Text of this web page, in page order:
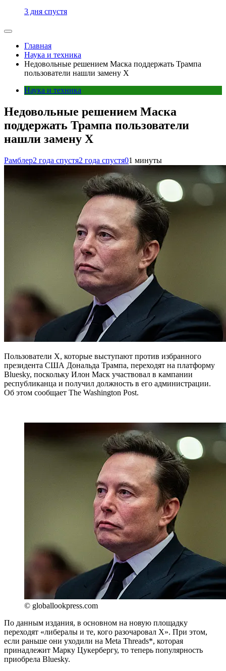
3 дня спустя
Главная
Наука и техника
Недовольные решением Маска поддержать Трампа
пользователи нашли замену X
Наука и техника
Недовольные решением Маска
поддержать Трампа пользователи
нашли замену X
Рамблер2 года спустя2 года спустя01 минуты
Пользователи X, которые выступают против избранного
президента США Дональда Трампа, переходят на платформу
Bluesky, поскольку Илон Маск участвовал в кампании
республиканца и получил должность в его администрации.
Об этом сообщает The Washington Post.
© globallookpress.com
По данным издания, в основном на новую площадку
переходят «либералы и те, кого разочаровал X». При этом,
если раньше они уходили на Meta Threads*, которая
принадлежит Марку Цукербергу, то теперь популярность
приобрела Bluesky.